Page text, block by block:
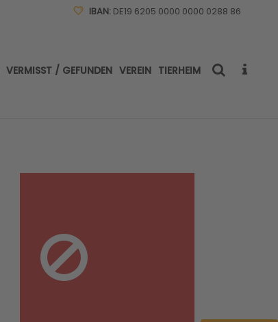
IBAN: DE19 6205 0000 0000 0288 86
VERMISST / GEFUNDEN VEREIN TIERHEIM